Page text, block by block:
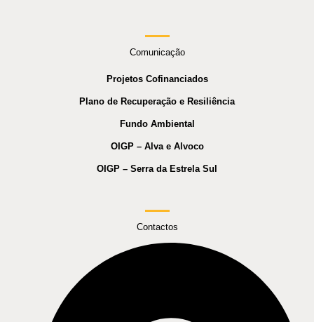
Comunicação
Projetos Cofinanciados
Plano de Recuperação e Resiliência
Fundo Ambiental
OIGP – Alva e Alvoco
OIGP – Serra da Estrela Sul
Contactos